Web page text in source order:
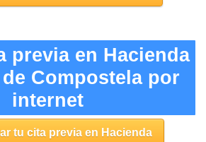
previa en Hacienda
Compostela por
internet
tu cita previa en Hacienda